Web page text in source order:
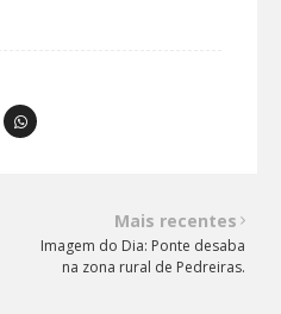
Mais recentes
Imagem do Dia: Ponte desaba
na zona rural de Pedreiras.